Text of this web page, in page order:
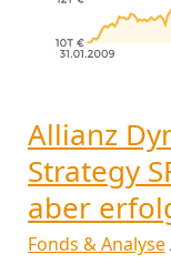
Allianz
Strategy
aber
Fonds & Analyse
erfolgreich